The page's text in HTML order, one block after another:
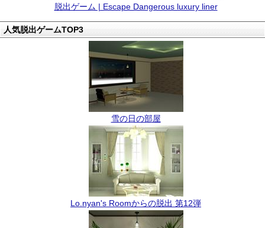
脱出ゲーム | Escape Dangerous luxury liner
人気脱出ゲームTOP3
雪の日の部屋
Lo.nyan's Roomからの脱出 第12弾